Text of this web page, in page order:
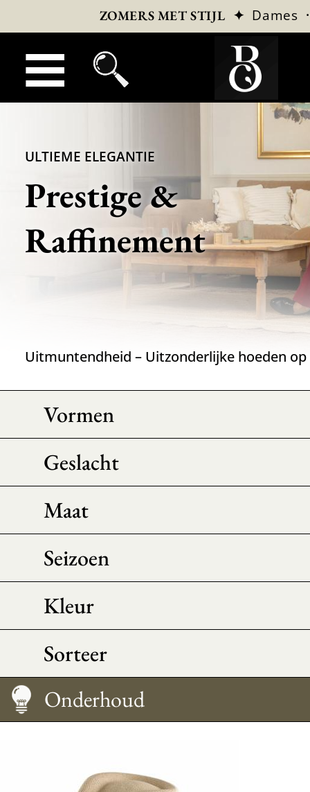
ZOMERS MET STIJL ✦ Dames
ULTIEME ELEGANTIE
Prestige &
Raffinement
Uitmuntendheid – Uitzonderlijke hoeden
Vormen
Geslacht
Maat
Seizoen
Kleur
Sorteer
Maattabel
Onderhoud